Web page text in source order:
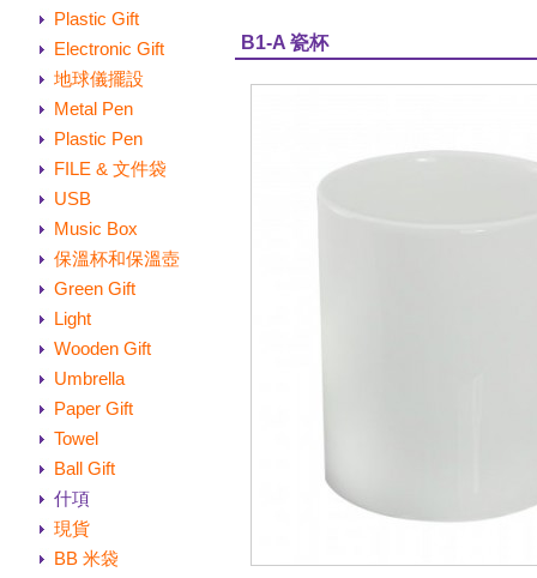
Plastic Gift
Electronic Gift
地球儀擺設
Metal Pen
Plastic Pen
FILE & 文件袋
USB
Music Box
保溫杯和保溫壺
Green Gift
Light
Wooden Gift
Umbrella
Paper Gift
Towel
Ball Gift
什項
現貨
BB 米袋
B1-A 瓷杯